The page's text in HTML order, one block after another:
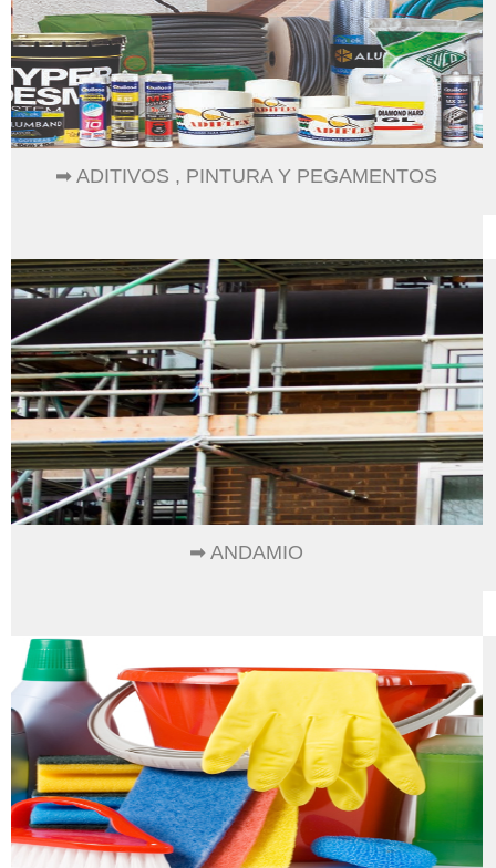
➡ ADITIVOS , PINTURA Y PEGAMENTOS
➡ ANDAMIO